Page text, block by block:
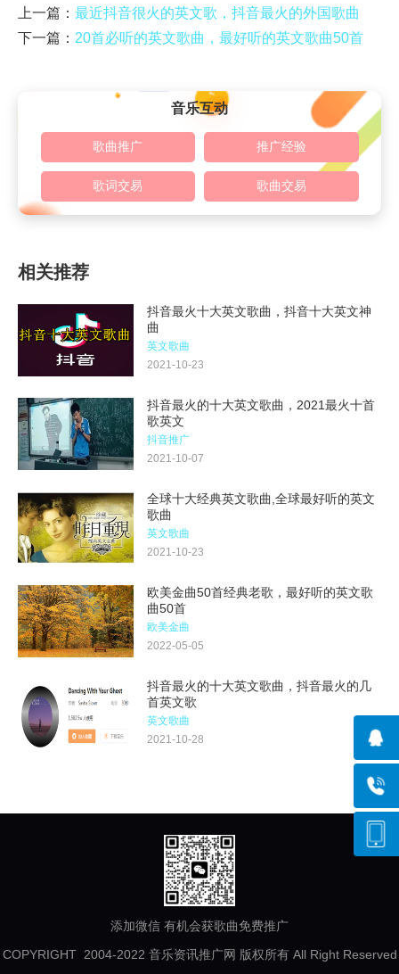
上一篇： 最近抖音很火的英文歌，抖音最火的外国歌曲
下一篇： 20首必听的英文歌曲，最好听的英文歌曲50首
音乐互动
歌曲推广 推广经验
歌词交易 歌曲交易
相关推荐
抖音最火十大英文歌曲，抖音十大英文神
曲
英文歌曲
2021-10-23
抖音最火的十大英文歌曲，2021最火十首
歌英文
抖音推广
2021-10-07
全球十大经典英文歌曲,全球最好听的英文
歌曲
英文歌曲
2021-10-23
欧美金曲50首经典老歌，最好听的英文歌
曲50首
欧美金曲
2022-05-05
抖音最火的十大英文歌曲，抖音最火的几
首英文歌
英文歌曲
2021-10-28
添加微信 有机会获歌曲免费推广
COPYRIGHT 2004-2022 音乐资讯推广网 版权所有 All Right Reserved